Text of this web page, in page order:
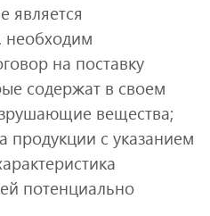
является
необходим
на поставку
содержат в своем
вещества;
продукции с указанием
потенциально